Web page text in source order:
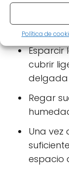
Política de
suelto y
Esparcir
cubrir
delgada
Regar
Una vez
espacio